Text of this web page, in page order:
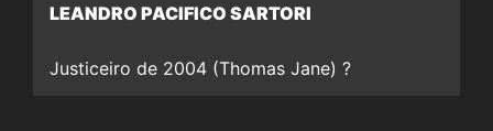
LEANDRO PACIFICO SARTORI
Justiceiro de 2004 (Thomas Jane) ?